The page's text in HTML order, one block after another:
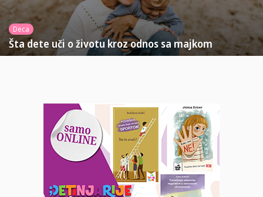
Deca
Šta dete uči o životu kroz odnos sa majkom